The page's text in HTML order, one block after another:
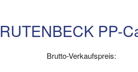
RUTENBECK PP-
Brutto-Verkaufspreis: